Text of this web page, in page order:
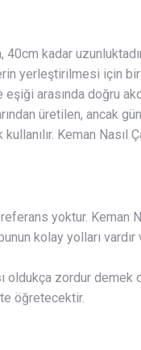
kadar
yerleştirilmesi için
eşiği arasında doğru
üretilen, ancak
Keman Nasıl
yoktur. Keman
kolay yolları
oldukça zordur
öğretecektir.